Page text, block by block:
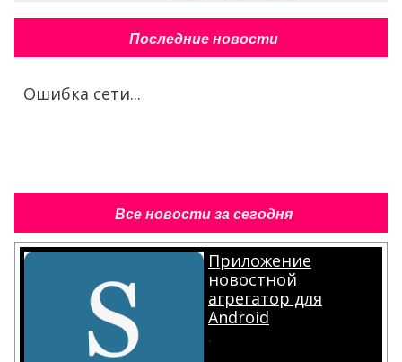
Последние новости
Ошибка сети...
Все новости за сегодня
Приложение
новостной
агрегатор для
Android
.